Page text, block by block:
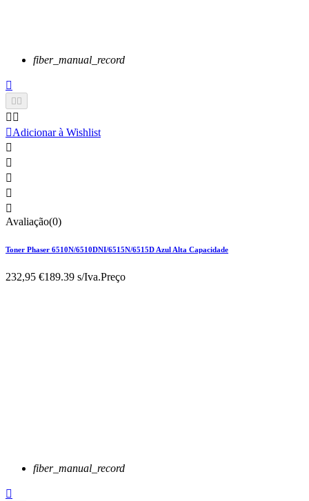
fiber_manual_record

 
 
Adicionar à Wishlist





Avaliação(0)
Toner Phaser 6510N/6510DNI/6515N/6515D Azul Alta Capacidade
232,95 €189.39 s/Iva.Preço
fiber_manual_record
